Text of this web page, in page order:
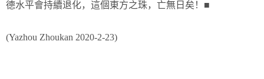
德水平會持續退化，這個東方之珠，亡無日矣！ ■
(Yazhou Zhoukan 2020-2-23)